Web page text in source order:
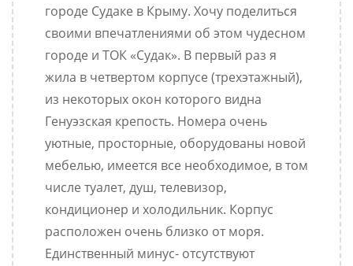
городе Судаке в Крыму. Хочу поделиться
своими впечатлениями об этом чудесном
городе и ТОК «Судак». В первый раз я
жила в четвертом корпусе (трехэтажный),
из некоторых окон которого видна
Генуэзская крепость. Номера очень
уютные, просторные, оборудованы новой
мебелью, имеется все необходимое, в том
числе туалет, душ, телевизор,
кондиционер и холодильник. Корпус
расположен очень близко от моря.
Единственный минус- отсутствуют